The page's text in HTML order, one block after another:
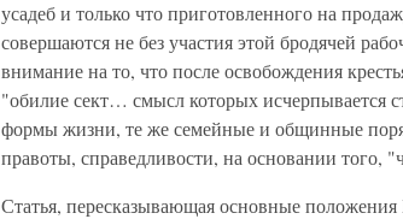
усадеб и только что приготовленного на
совершаются не без участия этой бродячей
внимание на то, что после освобождения
"обилие сект… смысл которых исчерпывается
формы жизни, те же семейные и общинные
правоты, справедливости, на основании того,
Статья, пересказывающая основные положения